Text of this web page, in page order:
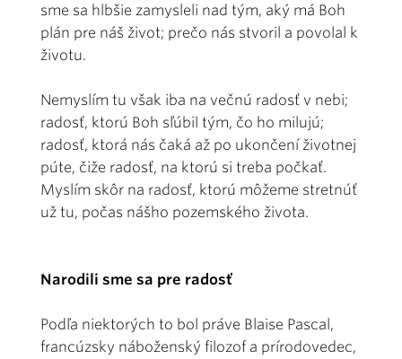
sme sa hlbšie zamysleli nad tým, aký má Boh
plán pre náš život; prečo nás stvoril a povolal k
životu.
Nemyslím tu však iba na večnú radosť v nebi;
radosť, ktorú Boh sľúbil tým, čo ho milujú;
radosť, ktorá nás čaká až po ukončení životnej
púte, čiže radosť, na ktorú si treba počkať.
Myslím skôr na radosť, ktorú môžeme stretnúť
už tu, počas nášho pozemského života.
Narodili sme sa pre radosť
Podľa niektorých to bol práve Blaise Pascal,
francúzsky náboženský filozof a prírodovedec,